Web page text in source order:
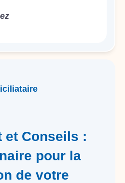
et Conseils :
pour la
de votre